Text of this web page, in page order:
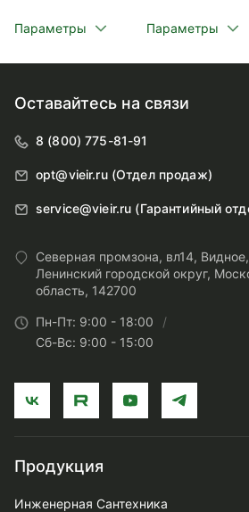
Параметры Параметры
Оставайтесь на связи
8 (800) 775-81-91
opt@vieir.ru (Отдел продаж)
service@vieir.ru (Гарантийный
Северная промзона, вл14, Видное,
Ленинский городской округ,
область, 142700
Пн-Пт: 9:00 - 18:00
Сб-Вс: 9:00 - 15:00
Продукция
Инженерная Сантехника